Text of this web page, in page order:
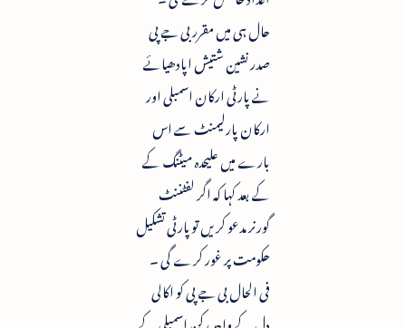
حال ہی میں مقرر بی جے پی
صدر نشین شتیش اپادھیائے
نے پارٹی ارکان اسمبلی اور
ارکان پارلیمنٹ سے اس
بارے میں علیحدہ میٹنگ کے
کے بعد کہا کہ اگر لفٹننٹ
گورنر مدعو کریں توپارٹی تشکیل
حکومت پر غور کرے گی ۔
فی الحال بی جے پی کو اکالی